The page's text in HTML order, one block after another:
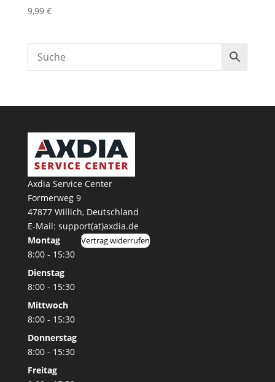
9,99 €
Axdia Service Center
Formerweg 9
47877 Willich, Deutschland
E-Mail: support(at)axdia.de
Montag
8:00 - 15:30
Dienstag
8:00 - 15:30
Mittwoch
8:00 - 15:30
Donnerstag
8:00 - 15:30
Freitag
Vertrag widerrufen